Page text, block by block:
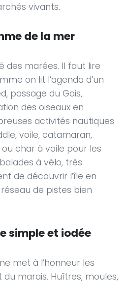
vivants.
de la mer
des marées. Il faut lire
on lit l’agenda d’un
passage du Gois,
des oiseaux en
activités nautiques
voile, catamaran,
char à voile pour les
à vélo, très
de découvrir l’île en
de pistes bien
simple et iodée
met à l’honneur les
marais. Huîtres, moules,